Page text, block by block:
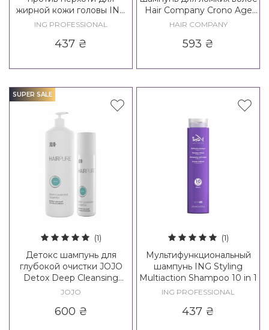
жирной кожи головы ING
Treating Bivalent Shampoo
ING PROFESSIONAL
437 ₴
Hair Company Crono Age
Vitality Madame
HAIR COMPANY
593 ₴
SUPER SALE
(1)
Детокс шампунь для
глубокой очистки JOJO
Detox Deep Cleansing
Shampoo
JOJO
600 ₴
(1)
Мультифункциональный
шампунь ING Styling
Multiaction Shampoo 10 in 1
ING PROFESSIONAL
437 ₴